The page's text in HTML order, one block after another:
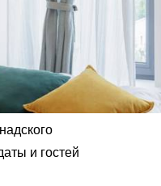
и гостей